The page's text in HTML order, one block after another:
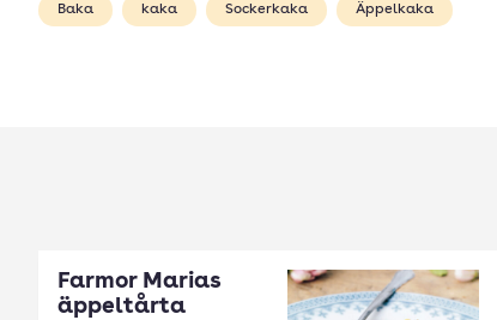
Baka kaka Sockerkaka Äppelkaka
Farmor Marias
äppeltårta